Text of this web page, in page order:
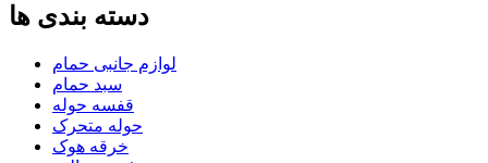
دسته بندی ها
لوازم جانبی حمام
سبد حمام
قفسه حوله
حوله متحرک
خرقه هوک